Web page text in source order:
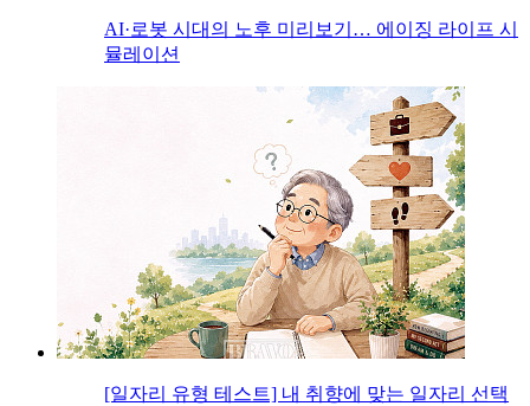
AI·로봇 시대의 노후 미리보기… 에이징 라이프 시
뮬레이션
[일자리 유형 테스트] 내 취향에 맞는 일자리 선택